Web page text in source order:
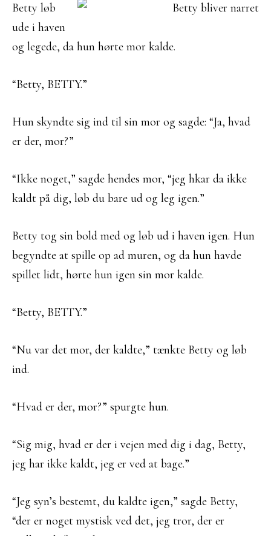
Betty løb
ude i haven
og legede, da hun hørte mor kalde.
“Betty, BETTY.”
Hun skyndte sig ind til sin mor og sagde: “Ja, hvad
er der, mor?”
“Ikke noget,” sagde hendes mor, “jeg hkar da ikke
kaldt på dig, løb du bare ud og leg igen.”
Betty tog sin bold med og løb ud i haven igen. Hun
begyndte at spille op ad muren, og da hun havde
spillet lidt, hørte hun igen sin mor kalde.
“Betty, BETTY.”
“Nu var det mor, der kaldte,” tænkte Betty og løb
ind.
“Hvad er der, mor?” spurgte hun.
“Sig mig, hvad er der i vejen med dig i dag, Betty,
jeg har ikke kaldt, jeg er ved at bage.”
“Jeg syn’s bestemt, du kaldte igen,” sagde Betty,
“der er noget mystisk ved det, jeg tror, der er